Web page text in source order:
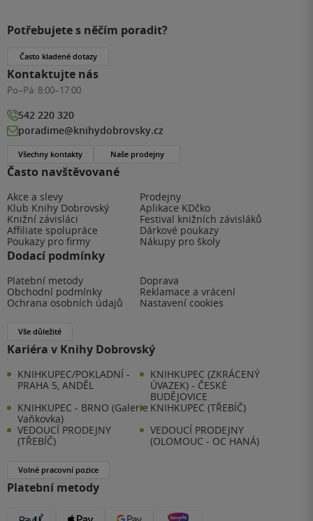
Často navštěvované
Akce a slevy
Prodejny
Klub Knihy Dobrovský
Aplikace KDčko
Knižní závisláci
Festival knižních závisláků
Affiliate spolupráce
Dárkové poukazy
Poukazy pro firmy
Nákupy pro školy
Dodací podmínky
Platební metody
Doprava
Obchodní podmínky
Reklamace a vrácení
Ochrana osobních údajů
Nastavení cookies
Vše důležité
Kariéra v Knihy Dobrovský
KNIHKUPEC/POKLADNÍ -
PRAHA 5, ANDĚL
KNIHKUPEC (ZKRÁCENÝ
ÚVAZEK) - ČESKÉ
BUDĚJOVICE
KNIHKUPEC - BRNO (Galerie
Vaňkovka)
KNIHKUPEC (TŘEBÍČ)
VEDOUCÍ PRODEJNY
(TŘEBÍČ)
VEDOUCÍ PRODEJNY
(OLOMOUC - OC HANÁ)
Volné pracovní pozice
Platební metody
Potřebujete s něčím poradit?
Často kladené dotazy
Kontaktujte nás
Po–Pá: 8:00–17:00
542 220 320
poradime@knihydobrovsky.cz
Všechny kontakty Naše prodejny